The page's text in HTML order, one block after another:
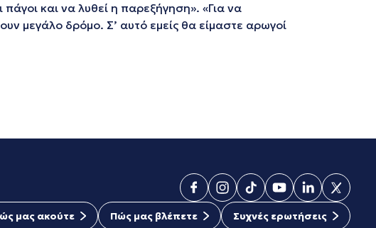
και να λυθεί η παρεξήγηση». «Για να
μεγάλο δρόμο. Σ’ αυτό εμείς θα είμαστε αρωγοί
μας ακούτε Πώς μας βλέπετε Συχνές ερωτήσεις